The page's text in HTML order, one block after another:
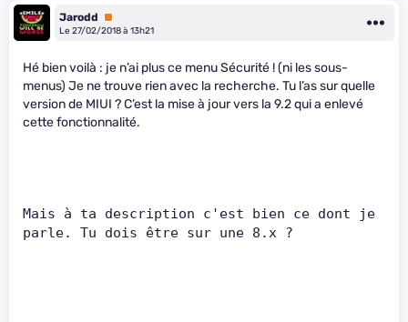
Jarodd
Premium
Le 27/02/2018 à 13h21
Hé bien voilà : je n’ai plus ce menu Sécurité ! (ni les sous-
menus) Je ne trouve rien avec la recherche. Tu l’as sur quelle
version de MIUI ? C’est la mise à jour vers la 9.2 qui a enlevé
cette fonctionnalité.
Mais à ta description c'est bien ce dont je
parle. Tu dois être sur une 8.x ?